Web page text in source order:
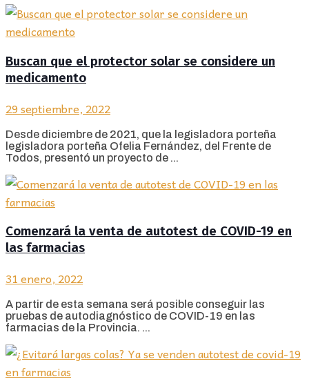
Buscan que el protector solar se considere un
medicamento
29 septiembre, 2022
Desde diciembre de 2021, que la legisladora porteña
legisladora porteña Ofelia Fernández, del Frente de
Todos, presentó un proyecto de ...
Comenzará la venta de autotest de COVID-19 en
las farmacias
31 enero, 2022
A partir de esta semana será posible conseguir las
pruebas de autodiagnóstico de COVID-19 en las
farmacias de la Provincia. ...